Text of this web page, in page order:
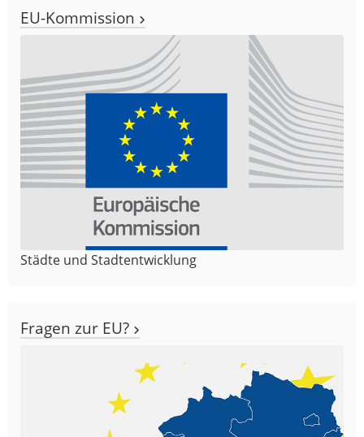
EU-Kommission
Städte und Stadtentwicklung
Fragen zur EU?